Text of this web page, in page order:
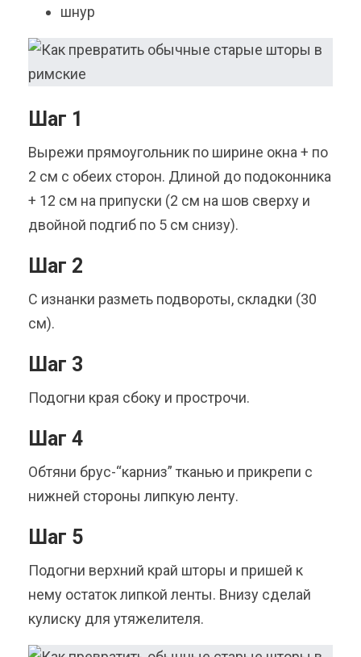
шнур
Шаг 1
Вырежи прямоугольник по ширине окна + по
2 см с обеих сторон. Длиной до подоконника
+ 12 см на припуски (2 см на шов сверху и
двойной подгиб по 5 см снизу).
Шаг 2
С изнанки разметь подвороты, складки (30
см).
Шаг 3
Подогни края сбоку и прострочи.
Шаг 4
Обтяни брус-“карниз” тканью и прикрепи с
нижней стороны липкую ленту.
Шаг 5
Подогни верхний край шторы и пришей к
нему остаток липкой ленты. Внизу сделай
кулиску для утяжелителя.